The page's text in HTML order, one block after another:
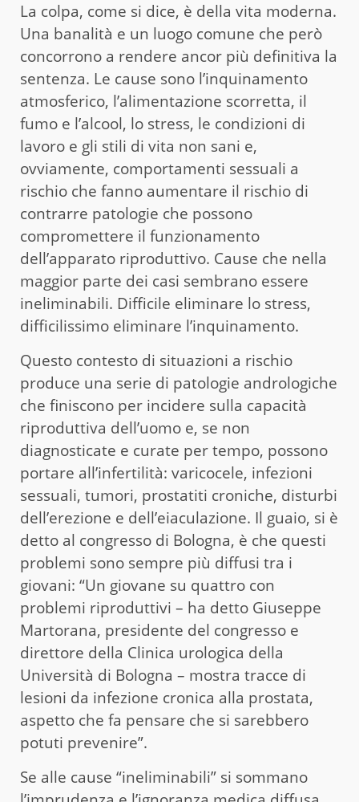
La colpa, come si dice, è della vita moderna.
Una banalità e un luogo comune che però
concorrono a rendere ancor più definitiva la
sentenza. Le cause sono l’inquinamento
atmosferico, l’alimentazione scorretta, il
fumo e l’alcool, lo stress, le condizioni di
lavoro e gli stili di vita non sani e,
ovviamente, comportamenti sessuali a
rischio che fanno aumentare il rischio di
contrarre patologie che possono
compromettere il funzionamento
dell’apparato riproduttivo. Cause che nella
maggior parte dei casi sembrano essere
ineliminabili. Difficile eliminare lo stress,
difficilissimo eliminare l’inquinamento.
Questo contesto di situazioni a rischio
produce una serie di patologie andrologiche
che finiscono per incidere sulla capacità
riproduttiva dell’uomo e, se non
diagnosticate e curate per tempo, possono
portare all’infertilità: varicocele, infezioni
sessuali, tumori, prostatiti croniche, disturbi
dell’erezione e dell’eiaculazione. Il guaio, si è
detto al congresso di Bologna, è che questi
problemi sono sempre più diffusi tra i
giovani: “Un giovane su quattro con
problemi riproduttivi – ha detto Giuseppe
Martorana, presidente del congresso e
direttore della Clinica urologica della
Università di Bologna – mostra tracce di
lesioni da infezione cronica alla prostata,
aspetto che fa pensare che si sarebbero
potuti prevenire”.
Se alle cause “ineliminabili” si sommano